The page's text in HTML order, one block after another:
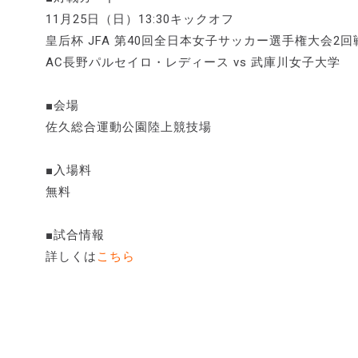
11月25日（日）13:30キックオフ
皇后杯 JFA 第40回全日本女子サッカー選手権大会2回
AC長野パルセイロ・レディース vs 武庫川女子大学
■会場
佐久総合運動公園陸上競技場
■入場料
無料
■試合情報
詳しくは こちら